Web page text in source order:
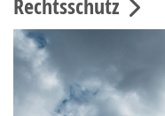
Rechtsschutz